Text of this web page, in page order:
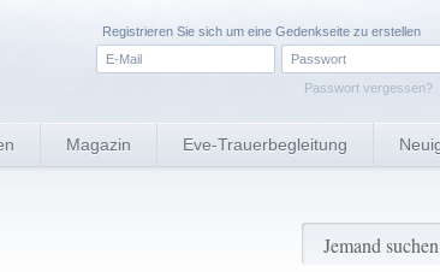
Passwort vergessen?
Registrieren Sie sich um eine Gedenkseite zu erstellen
Magazin Eve-Trauerbegleitung